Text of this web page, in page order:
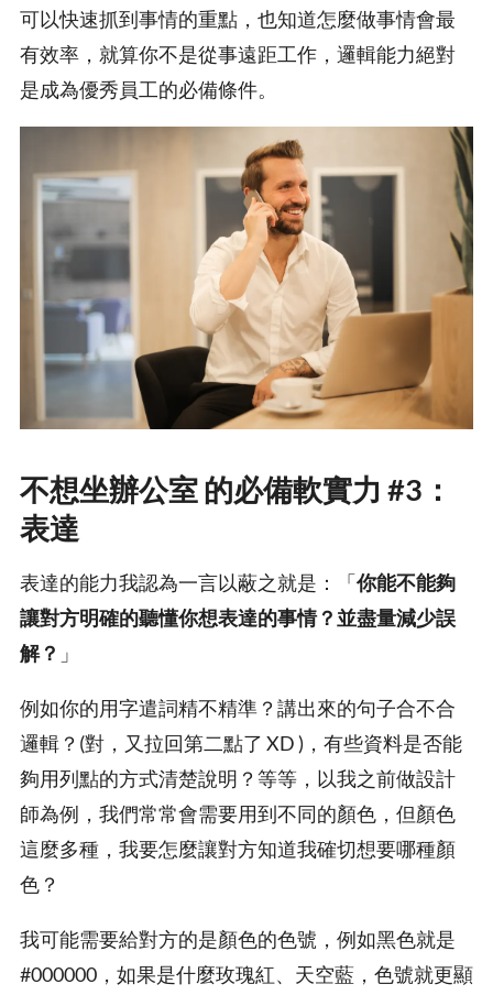
可以快速抓到事情的重點，也知道怎麼做事情會最
有效率，就算你不是從事遠距工作，邏輯能力絕對
是成為優秀員工的必備條件。
不想坐辦公室 的必備軟實力 #3：
表達
表達的能力我認為一言以蔽之就是：「你能不能夠
讓對方明確的聽懂你想表達的事情？並盡量減少誤
解？ 」
例如你的用字遣詞精不精準？講出來的句子合不合
邏輯？(對，又拉回第二點了 XD )，有些資料是否能
夠用列點的方式清楚說明？等等，以我之前做設計
師為例，我們常常會需要用到不同的顏色，但顏色
這麼多種，我要怎麼讓對方知道我確切想要哪種顏
色？
我可能需要給對方的是顏色的色號，例如黑色就是
#000000，如果是什麼玫瑰紅、天空藍，色號就更顯